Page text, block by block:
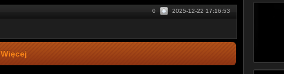
2025-12-22 17:16:53
0
Więcej